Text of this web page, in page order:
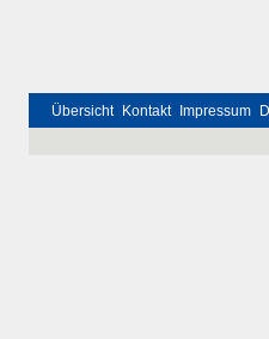
Übersicht Kontakt Impressum